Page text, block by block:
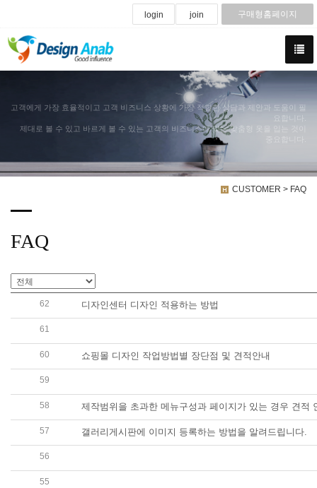
login join 구매형홈페이지
고객에게 가장 효율적이고 고객 비즈니스 상황에 가장 적합한 상담과 제안과 도움이 필
요합니다.
제대로 볼 수 있고 바르게 볼 수 있는 고객의 비즈니스에 맞는 맞춤형 옷을 입는 것이
CUSTOMER > FAQ
FAQ
62 디자인센터 디자인 적용하는 방법
61
60 쇼핑몰 디자인 작업방법별 장단점 및 견적안내
59
58 제작범위을 초과한 메뉴구성과 페이지가 있는 경우 견적
57 갤러리게시판에 이미지 등록하는 방법을 알려드립니다.
56
55